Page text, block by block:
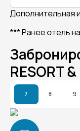
Дополнительная
*** Ранее отель
RESORT
7 8 9